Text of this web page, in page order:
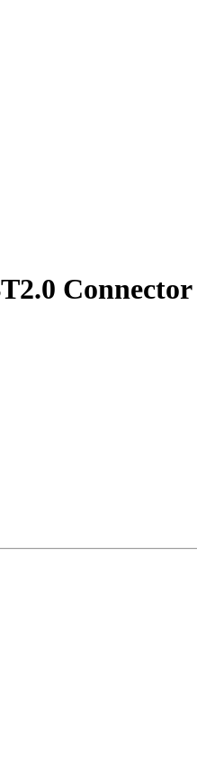
Connector